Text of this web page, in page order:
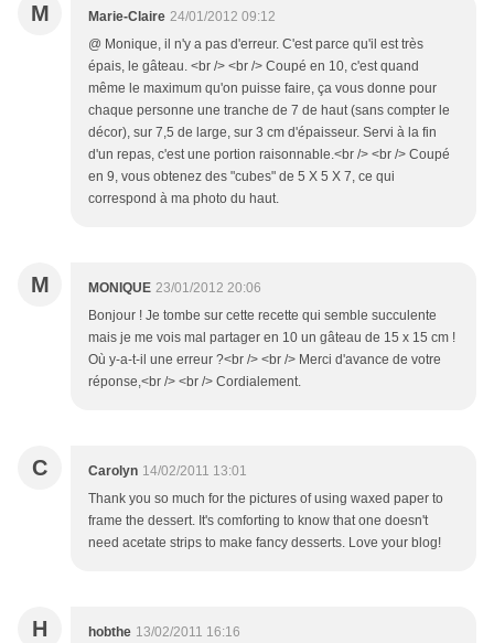
M Marie-Claire 24/01/2012 09:12
@ Monique, il n'y a pas d'erreur. C'est parce qu'il est très
épais, le gâteau. <br /> <br /> Coupé en 10, c'est quand
même le maximum qu'on puisse faire, ça vous donne pour
chaque personne une tranche de 7 de haut (sans compter le
décor), sur 7,5 de large, sur 3 cm d'épaisseur. Servi à la fin
d'un repas, c'est une portion raisonnable.<br /> <br /> Coupé
en 9, vous obtenez des "cubes" de 5 X 5 X 7, ce qui
correspond à ma photo du haut.
M MONIQUE 23/01/2012 20:06
Bonjour ! Je tombe sur cette recette qui semble succulente
mais je me vois mal partager en 10 un gâteau de 15 x 15 cm !
Où y-a-t-il une erreur ?<br /> <br /> Merci d'avance de votre
réponse,<br /> <br /> Cordialement.
C Carolyn 14/02/2011 13:01
Thank you so much for the pictures of using waxed paper to
frame the dessert. It's comforting to know that one doesn't
need acetate strips to make fancy desserts. Love your blog!
H hobthe 13/02/2011 16:16